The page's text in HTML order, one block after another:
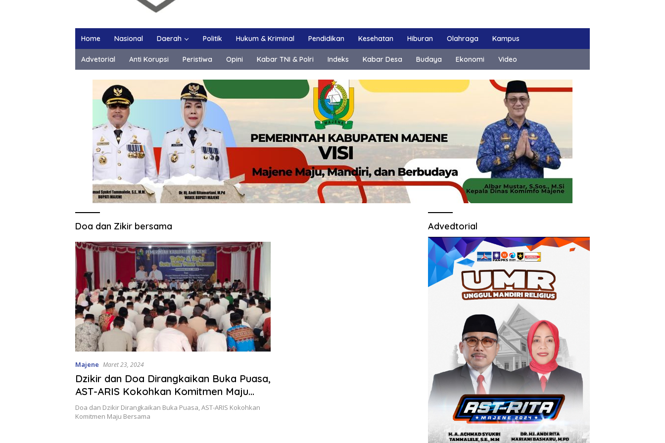
Home Nasional Daerah Politik Hukum & Kriminal Pendidikan Kesehatan Hiburan Olahraga Kampus
Advetorial Anti Korupsi Peristiwa Opini Kabar TNI & Polri Indeks Kabar Desa Budaya Ekonomi Video
Doa dan Zikir bersama
Majene Maret 23, 2024
Dzikir dan Doa Dirangkaikan Buka Puasa,
AST-ARIS Kokohkan Komitmen Maju
Bersama
Doa dan Dzikir Dirangkaikan Buka Puasa, AST-ARIS Kokohkan
Komitmen Maju Bersama
Advedtorial